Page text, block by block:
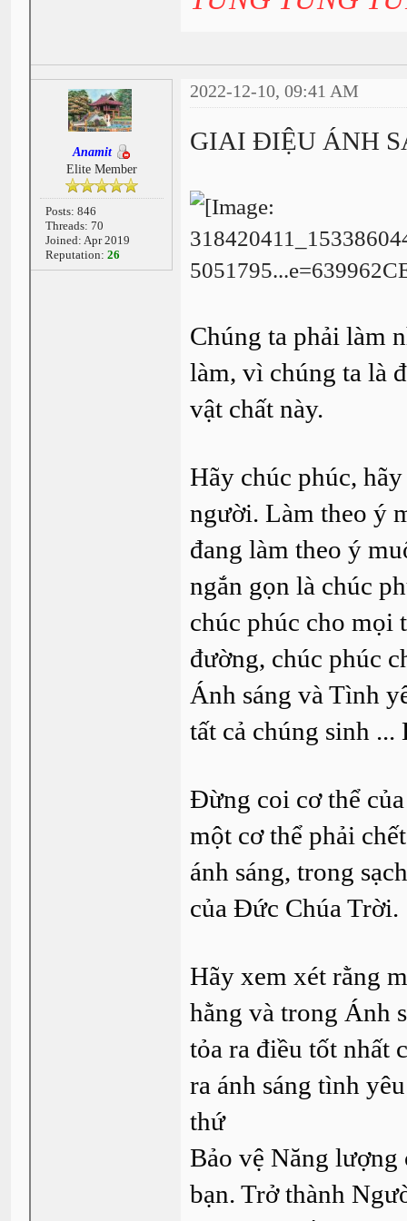
Anamit
Elite Member
Posts: 846
Threads: 70
Joined: Apr 2019
Reputation: 26
2022-12-10, 09:41 AM
GIAI ĐIỆU ÁNH
Chúng ta phải làm
làm, vì chúng ta là
vật chất này.
Hãy chúc phúc,
người. Làm theo ý
đang làm theo ý
ngắn gọn là chúc
chúc phúc cho mọi
đường, chúc phúc
Ánh sáng và Tình
tất cả chúng sinh ...
Đừng coi cơ thể
một cơ thể phải
ánh sáng, trong
của Đức Chúa Trời.
Hãy xem xét rằng
hằng và trong Ánh
tỏa ra điều tốt nhất
ra ánh sáng tình
thứ
Bảo vệ Năng lượng
bạn. Trở thành